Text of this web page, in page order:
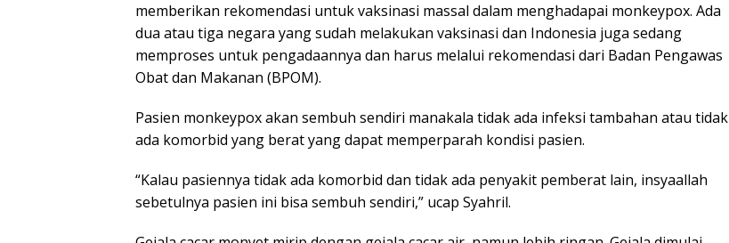
memberikan rekomendasi untuk vaksinasi massal dalam menghadapai monkeypox. Ada
dua atau tiga negara yang sudah melakukan vaksinasi dan Indonesia juga sedang
memproses untuk pengadaannya dan harus melalui rekomendasi dari Badan Pengawas
Obat dan Makanan (BPOM).
Pasien monkeypox akan sembuh sendiri manakala tidak ada infeksi tambahan atau tidak
ada komorbid yang berat yang dapat memperparah kondisi pasien.
“Kalau pasiennya tidak ada komorbid dan tidak ada penyakit pemberat lain, insyaallah
sebetulnya pasien ini bisa sembuh sendiri,” ucap Syahril.